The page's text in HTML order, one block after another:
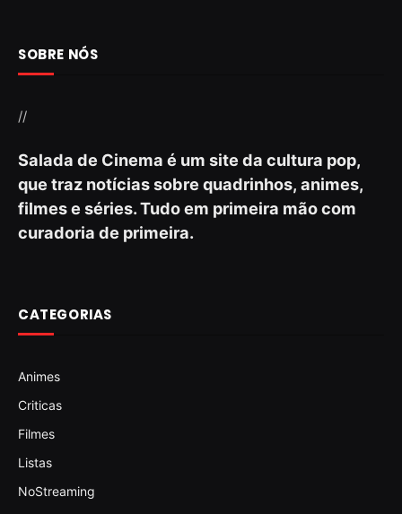
SOBRE NÓS
//
Salada de Cinema é um site da cultura pop,
que traz notícias sobre quadrinhos, animes,
filmes e séries. Tudo em primeira mão com
curadoria de primeira.
CATEGORIAS
Animes
Criticas
Filmes
Listas
NoStreaming